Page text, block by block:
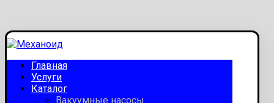
Главная
Услуги
Каталог
Вакуумные насосы